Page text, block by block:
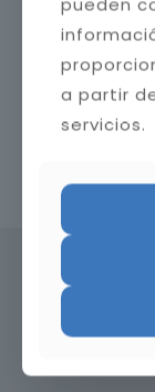
Precio
a partir
servicios.